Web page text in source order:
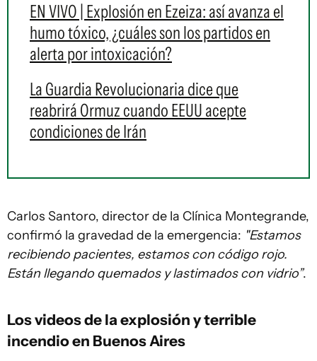
EN VIVO | Explosión en Ezeiza: así avanza el
humo tóxico, ¿cuáles son los partidos en
alerta por intoxicación?
La Guardia Revolucionaria dice que
reabrirá Ormuz cuando EEUU acepte
condiciones de Irán
Carlos Santoro, director de la Clínica Montegrande,
confirmó la gravedad de la emergencia: "Estamos
recibiendo pacientes, estamos con código rojo.
Están llegando quemados y lastimados con vidrio”.
Los videos de la explosión y terrible
incendio en Buenos Aires